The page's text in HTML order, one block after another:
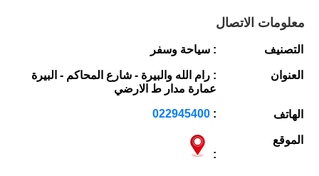
معلومات الاتصال
التصنيف : سياحة وسفر
العنوان
: رام الله والبيرة - شارع المحاكم - البيرة
عمارة مدار ط الارضي
الهاتف :
022945400
الموقع
: